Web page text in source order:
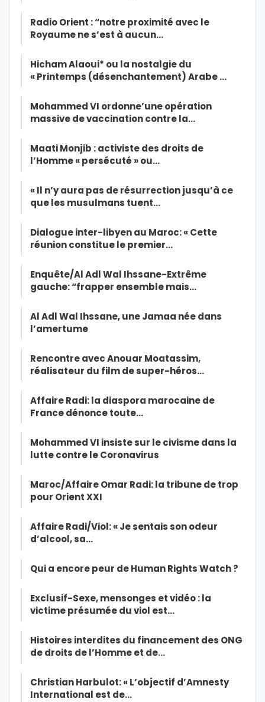
Radio Orient : “notre proximité avec le
Royaume ne s’est à aucun…
Hicham Alaoui* ou la nostalgie du
« Printemps (désenchantement) Arabe …
Mohammed VI ordonne’une opération
massive de vaccination contre la…
Maati Monjib : activiste des droits de
l’Homme « persécuté » ou…
« Il n’y aura pas de résurrection jusqu’à ce
que les musulmans tuent…
Dialogue inter-libyen au Maroc: « Cette
réunion constitue le premier…
Enquête/Al Adl Wal Ihssane-Extrême
gauche: “frapper ensemble mais…
Al Adl Wal Ihssane, une Jamaa née dans
l’amertume
Rencontre avec Anouar Moatassim,
réalisateur du film de super-héros…
Affaire Radi: la diaspora marocaine de
France dénonce toute…
Mohammed VI insiste sur le civisme dans la
lutte contre le Coronavirus
Maroc/Affaire Omar Radi: la tribune de trop
pour Orient XXI
Affaire Radi/Viol: « Je sentais son odeur
d’alcool, sa…
Qui a encore peur de Human Rights Watch ?
Exclusif-Sexe, mensonges et vidéo : la
victime présumée du viol est…
Histoires interdites du financement des ONG
de droits de l’Homme et de…
Christian Harbulot: « L’objectif d’Amnesty
International est de…